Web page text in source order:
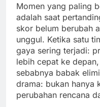
Momen yang paling
adalah saat
skor belum berubah
unggul. Ketika satu
gaya sering terjadi:
lebih cepat ke
sebabnya babak
drama: bukan hanya
perubahan rencana